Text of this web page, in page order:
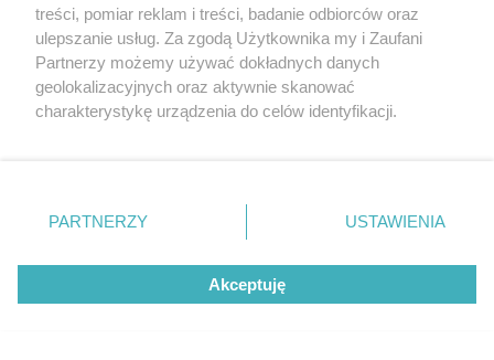
Źródło: x-news.pl/lifestyle.newseria.pl
substancja aktywująca działanie sterydów
Duża część hormonów wzrostu po wstrzyknięciu do
treści, pomiar reklam i treści, badanie odbiorców oraz
ulepszanie usług. Za zgodą Użytkownika my i Zaufani
Partnerzy możemy używać dokładnych danych
geolokalizacyjnych oraz aktywnie skanować
charakterystykę urządzenia do celów identyfikacji.
zmienić/wycofać klikając przycisk ustawień prywatności
znajdujący się w lewym dolnym rogu strony
rodzaje przetwarzania danych nie wymagają zgody
użytkownika, ale masz prawo sprzeciwić się takiemu
przetwarzaniu. Preferencje będą miały zastosowanie tylko
PARTNERZY USTAWIENIA
Akceptuję